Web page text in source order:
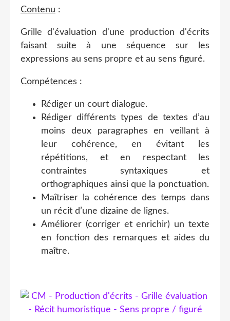
Contenu :
Grille d'évaluation d'une production d'écrits
faisant suite à une séquence sur les
expressions au sens propre et au sens figuré.
Compétences :
Rédiger un court dialogue.
Rédiger différents types de textes d’au
moins deux paragraphes en veillant à
leur cohérence, en évitant les
répétitions, et en respectant les
contraintes syntaxiques et
orthographiques ainsi que la ponctuation.
Maîtriser la cohérence des temps dans
un récit d’une dizaine de lignes.
Améliorer (corriger et enrichir) un texte
en fonction des remarques et aides du
maître.